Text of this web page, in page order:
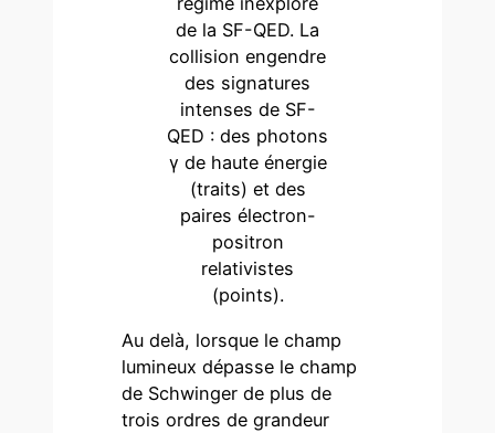
de la SF-QED. La
collision engendre
des signatures
intenses de SF-
QED : des photons
γ de haute énergie
(traits) et des
paires électron-
positron
relativistes
(points).
Au delà, lorsque le champ
lumineux dépasse le champ
de Schwinger de plus de
trois ordres de grandeur